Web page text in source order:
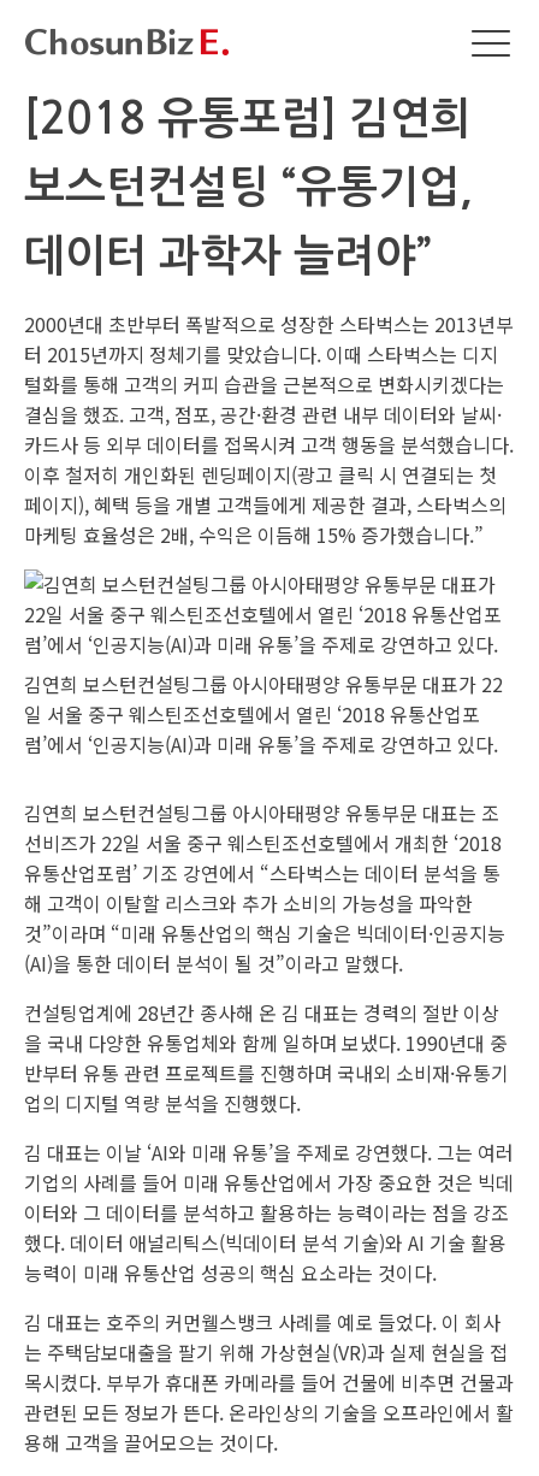
[2018 유통포럼] 김연희
보스턴컨설팅 “유통기업,
데이터 과학자 늘려야”
2000년대 초반부터 폭발적으로 성장한 스타벅스는 2013년부
터 2015년까지 정체기를 맞았습니다. 이때 스타벅스는 디지
털화를 통해 고객의 커피 습관을 근본적으로 변화시키겠다는
결심을 했죠. 고객, 점포, 공간·환경 관련 내부 데이터와 날씨·
카드사 등 외부 데이터를 접목시켜 고객 행동을 분석했습니다.
이후 철저히 개인화된 렌딩페이지(광고 클릭 시 연결되는 첫
페이지), 혜택 등을 개별 고객들에게 제공한 결과, 스타벅스의
마케팅 효율성은 2배, 수익은 이듬해 15% 증가했습니다.”
김연희 보스턴컨설팅그룹 아시아태평양 유통부문 대표가 22
일 서울 중구 웨스틴조선호텔에서 열린 ‘2018 유통산업포
럼’에서 ‘인공지능(AI)과 미래 유통’을 주제로 강연하고 있다.
김연희 보스턴컨설팅그룹 아시아태평양 유통부문 대표는 조
선비즈가 22일 서울 중구 웨스틴조선호텔에서 개최한 ‘2018
유통산업포럼’ 기조 강연에서 “스타벅스는 데이터 분석을 통
해 고객이 이탈할 리스크와 추가 소비의 가능성을 파악한
것”이라며 “미래 유통산업의 핵심 기술은 빅데이터·인공지능
(AI)을 통한 데이터 분석이 될 것”이라고 말했다.
컨설팅업계에 28년간 종사해 온 김 대표는 경력의 절반 이상
을 국내 다양한 유통업체와 함께 일하며 보냈다. 1990년대 중
반부터 유통 관련 프로젝트를 진행하며 국내외 소비재·유통기
업의 디지털 역량 분석을 진행했다.
김 대표는 이날 ‘AI와 미래 유통’을 주제로 강연했다. 그는 여러
기업의 사례를 들어 미래 유통산업에서 가장 중요한 것은 빅데
이터와 그 데이터를 분석하고 활용하는 능력이라는 점을 강조
했다. 데이터 애널리틱스(빅데이터 분석 기술)와 AI 기술 활용
능력이 미래 유통산업 성공의 핵심 요소라는 것이다.
김 대표는 호주의 커먼웰스뱅크 사례를 예로 들었다. 이 회사
는 주택담보대출을 팔기 위해 가상현실(VR)과 실제 현실을 접
목시켰다. 부부가 휴대폰 카메라를 들어 건물에 비추면 건물과
관련된 모든 정보가 뜬다. 온라인상의 기술을 오프라인에서 활
용해 고객을 끌어모으는 것이다.